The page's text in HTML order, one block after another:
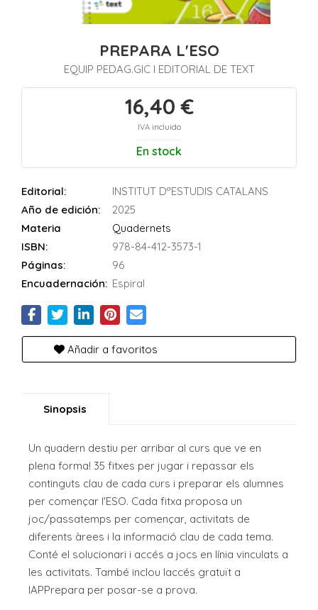
PREPARA L'ESO
EQUIP PEDAG.GIC I EDITORIAL DE TEXT
16,40 €
IVA incluido
En stock
Editorial:
INSTITUT DªESTUDIS CATALANS
Año de edición:
2025
Materia
Quadernets
ISBN:
978-84-412-3573-1
Páginas:
96
Encuadernación: Espiral
Añadir a favoritos
Sinopsis
Un quadern destiu per arribar al curs que ve en
plena forma! 35 fitxes per jugar i repassar els
continguts clau de cada curs i preparar els alumnes
per començar l'ESO. Cada fitxa proposa un
joc/passatemps per començar, activitats de
diferents àrees i la informació clau de cada tema.
Conté el solucionari i accés a jocs en línia vinculats a
les activitats. També inclou laccés gratuït a
lAPPrepara per posar-se a prova.